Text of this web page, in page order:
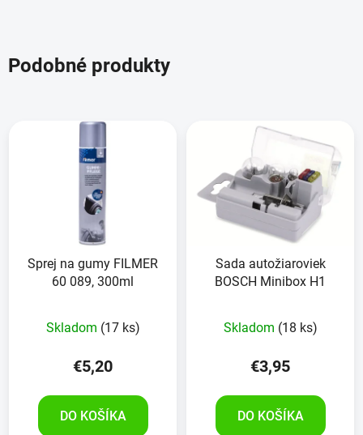
Podobné produkty
Sprej na gumy FILMER
60 089, 300ml
Skladom (17 ks)
€5,20
DO KOŠÍKA
Sada autožiaroviek
BOSCH Minibox H1
Skladom (18 ks)
€3,95
DO KOŠÍKA